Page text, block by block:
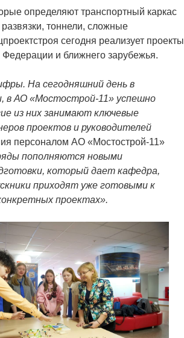
определяют транспортный каркас
тоннели, сложные
сегодня реализует проекты
и ближнего зарубежья.
На сегодняшний день в
в АО «Мостострой-11» успешно
из них занимают ключевые
проектов и руководителей
персоналом АО «Мостострой-11»
пополняются новыми
который дает кафедра,
приходят уже готовыми к
проектах».